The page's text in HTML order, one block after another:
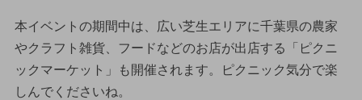
本イベントの期間中は、広い芝生エリアに千葉県の農家
やクラフト雑貨、フードなどのお店が出店する「ピクニ
ックマーケット」も開催されます。ピクニック気分で楽
しんでくださいね。